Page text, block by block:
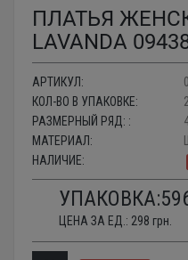
ПЛАТЬЯ
LAVANDA
АРТИКУЛ:
КОЛ-ВО В УПАКОВКЕ:
РАЗМЕРНЫЙ РЯД: :
МАТЕРИАЛ:
НАЛИЧИЕ:
УПАКОВКА:
ЦЕНА ЗА ЕД.: 298 грн.